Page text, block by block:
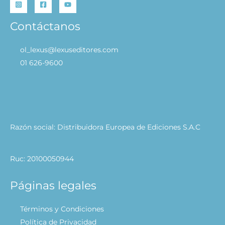
Contáctanos
ol_lexus@lexuseditores.com
01 626-9600
Razón social: Distribuidora Europea de Ediciones S.A.C
Ruc: 20100050944
Páginas legales
Términos y Condiciones
Política de Privacidad